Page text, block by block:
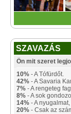
SZAVAZÁS
Ön mit szeret
10% - A Tófürdőt.
42% - A Savaria
7% - A rengeteg
8% - A sok
14% - A
20% - Csak az